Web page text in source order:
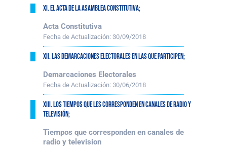
XI. El acta de la asamblea constitutiva;
Acta Constitutiva
Fecha de Actualización: 30/09/2018
XII. Las demarcaciones electorales en las que participen;
Demarcaciones Electorales
Fecha de Actualización: 30/06/2018
XIII. Los tiempos que les corresponden en canales de radio y
televisión;
Tiempos que corresponden en canales de
radio y television